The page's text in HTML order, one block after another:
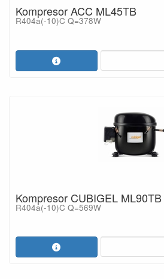
Kompresor ACC ML45TB
R404a(-10)C Q=378W
Kompresor CUBIGEL ML90TB
R404a(-10)C Q=569W